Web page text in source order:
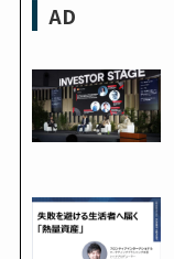
AD